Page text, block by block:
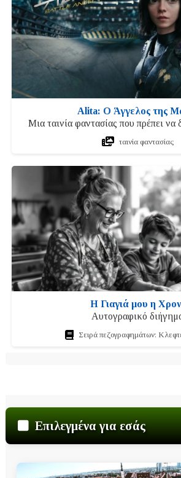
Alita: Ο Άγγελος της
Μια ταινία φαντασίας που πρέπει
ταινία φαντασίας
Η Γιαγιά μου η
Αυτογραφικό
Σειρά πεζογραφημάτων:
Επιλεγμένα για εσάς